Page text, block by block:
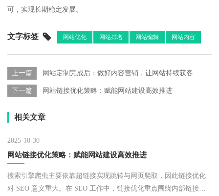
可，实现长期稳定发展。​
文字标签 网站优化 网站排名 网站编辑 网站内容
上一篇 网站定制完成后：做好内容营销，让网站持续获客
下一篇 网站链接优化策略：赋能网站建设高效推进
相关文章
2025-10-30
网站链接优化策略：赋能网站建设高效推进
搜索引擎爬虫主要依靠超链接实现跳转与网页爬取，因此链接优化
对 SEO 意义重大。在 SEO 工作中，链接优化重点围绕内部链接优